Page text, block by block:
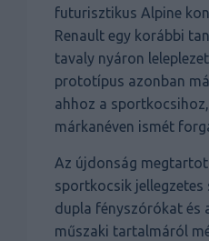
futurisztikus Alpine
Renault egy korábbi
tavaly nyáron
prototípus azonban
ahhoz a
márkanéven ismét
Az újdonság
sportkocsik jellegzetes
dupla fényszórókat és
műszaki tartalmáról